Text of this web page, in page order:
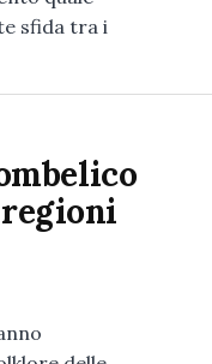
sfida tra i